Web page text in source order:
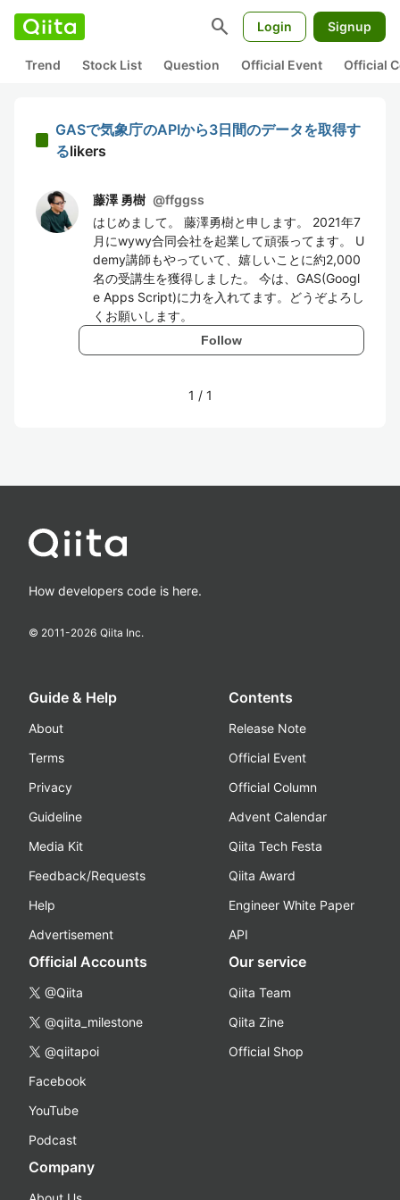
search Login Signup
Trend Stock List Question Official Event Official
GASで気象庁のAPIから3日間のデータを取得す
るlikers
藤澤 勇樹 @ffggss
はじめまして。 藤澤勇樹と申します。 2021年7
月にwywy合同会社を起業して頑張ってます。 U
demy講師もやっていて、嬉しいことに約2,000
名の受講生を獲得しました。 今は、GAS(Googl
e Apps Script)に力を入れてます。どうぞよろし
くお願いします。
Follow
1 / 1
How developers code is here.
© 2011-2026 Qiita Inc.
Guide & Help
About
Terms
Privacy
Guideline
Media Kit
Feedback/Requests
Help
Advertisement
Contents
Release Note
Official Event
Official Column
Advent Calendar
Qiita Tech Festa
Qiita Award
Engineer White Paper
API
Official Accounts
@Qiita
@qiita_milestone
@qiitapoi
Facebook
YouTube
Podcast
Our service
Qiita Team
Qiita Zine
Official Shop
Company